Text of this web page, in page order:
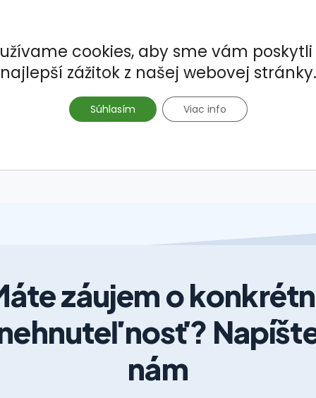
záujem o
nám
cookies, aby sme vám
najlepší zážitok z našej webovej stránky.
Súhlasím Viac info